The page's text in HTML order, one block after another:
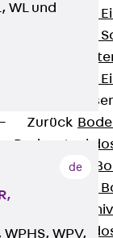
Nivellierbare
Nivellierbare
Nivellierbare
Zurück
Zubehör für
Nivellierbare
Zubehör für
WL und
de
WPV,